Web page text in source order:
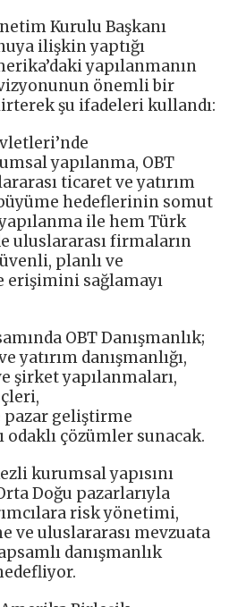
Kurulu Başkanı
ilişkin yaptığı
yapılanmanın
önemli bir
şu ifadeleri kullandı:
yapılanma, OBT
ticaret ve yatırım
hedeflerinin somut
ile hem Türk
uluslararası firmaların
planlı ve
erişimini sağlamayı
OBT Danışmanlık;
yatırım danışmanlığı,
şirket yapılanmaları,
pazar geliştirme
odaklı çözümler sunacak.
kurumsal yapısını
Doğu pazarlarıyla
risk yönetimi,
ve uluslararası mevzuata
danışmanlık